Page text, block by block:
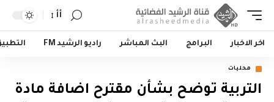
أأ
اخر الاخبار البرامج البث المباشر راديو الرشيد FM
محليات
التربية توضح بشأن مقترح اضافة مادة